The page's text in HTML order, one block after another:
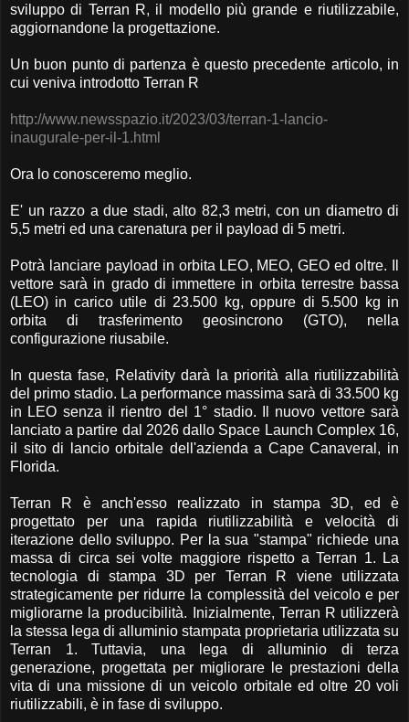
sviluppo di Terran R, il modello più grande e riutilizzabile,
aggiornandone la progettazione.
Un buon punto di partenza è questo precedente articolo, in
cui veniva introdotto Terran R
http://www.newsspazio.it/2023/03/terran-1-lancio-
inaugurale-per-il-1.html
Ora lo conosceremo meglio.
E' un razzo a due stadi, alto 82,3 metri, con un diametro di
5,5 metri ed una carenatura per il payload di 5 metri.
Potrà lanciare payload in orbita LEO, MEO, GEO ed oltre. Il
vettore sarà in grado di immettere in orbita terrestre bassa
(LEO) in carico utile di 23.500 kg, oppure di 5.500 kg in
orbita di trasferimento geosincrono (GTO), nella
configurazione riusabile.
In questa fase, Relativity darà la priorità alla riutilizzabilità
del primo stadio. La performance massima sarà di 33.500 kg
in LEO senza il rientro del 1° stadio. Il nuovo vettore sarà
lanciato a partire dal 2026 dallo Space Launch Complex 16,
il sito di lancio orbitale dell'azienda a Cape Canaveral, in
Florida.
Terran R è anch'esso realizzato in stampa 3D, ed è
progettato per una rapida riutilizzabilità e velocità di
iterazione dello sviluppo. Per la sua "stampa" richiede una
massa di circa sei volte maggiore rispetto a Terran 1. La
tecnologia di stampa 3D per Terran R viene utilizzata
strategicamente per ridurre la complessità del veicolo e per
migliorarne la producibilità. Inizialmente, Terran R utilizzerà
la stessa lega di alluminio stampata proprietaria utilizzata su
Terran 1. Tuttavia, una lega di alluminio di terza
generazione, progettata per migliorare le prestazioni della
vita di una missione di un veicolo orbitale ed oltre 20 voli
riutilizzabili, è in fase di sviluppo.